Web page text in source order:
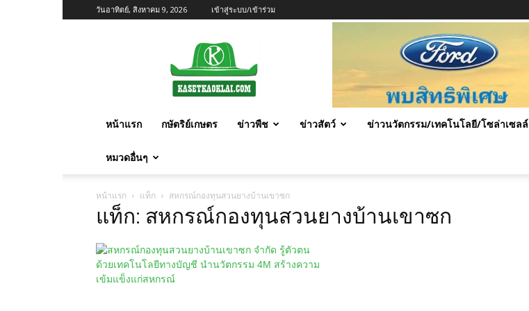
วันอาทิตย์, สิงหาคม 9, 2026 เข้าสู่ระบบ/เข้าร่วม
หน้าแรก กษัตริย์เกษตร ข่าวพืช ข่าวสัตว์ ข่าวนวัตกรรม/เทคโนโลยี/โซล่าเซลล์
หมวดอื่นๆ
หน้าแรก แท็ก สหกรณ์กองทุนสวนยางบ้านเขาซก
แท็ก: สหกรณ์กองทุนสวนยางบ้านเขาซก